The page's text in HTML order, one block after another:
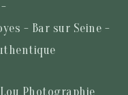
- Bar sur Seine -
Photographie